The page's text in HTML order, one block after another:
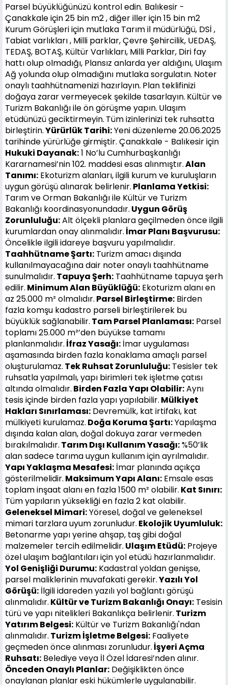
Parsel büyüklüğünüzü kontrol edin. Balıkesir -
Çanakkale için 25 bin m2 , diğer iller için 15 bin m2
Kurum Görüşleri için mutlaka Tarım il müdürlüğü, DSİ ,
Tabiat varlıkları , Milli parklar, Çevre Şehircilik, UEDAŞ,
TEDAŞ, BOTAŞ, Kültür Varlıkları, Milli Parklar, Diri fay
hattı olup olmadığı, Plansız anlarda yer aldığını, Ulaşım
Ağ yolunda olup olmadığını mutlaka sorgulatın. Noter
onaylı taahhütnamenizi hazırlayın. Plan teklifinizi
doğaya zarar vermeyecek şekilde tasarlayın. Kültür ve
Turizm Bakanlığı ile ön görüşme yapın. Ulaşım
etüdünüzü geciktirmeyin. Tüm izinlerinizi tek ruhsatta
birleştirin.Yürürlük Tarihi:Yeni düzenleme 20.06.2025
tarihinde yürürlüğe girmiştir. Çanakkale - Balıkesir için
Hukuki Dayanak:1 No’lu Cumhurbaşkanlığı
Kararnamesi’nin 102. maddesi esas alınmıştır.Alan
Tanımı: Ekoturizm alanları, ilgili kurum ve kuruluşların
uygun görüşü alınarak belirlenir. Planlama Yetkisi:
Tarım ve Orman Bakanlığı ile Kültür ve Turizm
Bakanlığı koordinasyonundadır. Uygun Görüş
Zorunluluğu:Alt ölçekli planlara geçilmeden önce ilgili
kurumlardan onay alınmalıdır. İmar Planı Başvurusu:
Öncelikle ilgili idareye başvuru yapılmalıdır.
Taahhütname Şartı: Turizm amacı dışında
kullanılmayacağına dair noter onaylı taahhütname
sunulmalıdır. Tapuya Şerh: Taahhütname tapuya şerh
edilir. Minimum Alan Büyüklüğü: Ekoturizm alanı en
az 25.000 m² olmalıdır. Parsel Birleştirme: Birden
fazla komşu kadastro parseli birleştirilerek bu
büyüklük sağlanabilir. Tam Parsel Planlaması: Parsel
toplamı 25.000 m²’den büyükse tamamı
planlanmalıdır. İfraz Yasağı: İmar uygulaması
aşamasında birden fazla konaklama amaçlı parsel
oluşturulamaz. Tek Ruhsat Zorunluluğu: Tesisler tek
ruhsatla yapılmalı, yapı birimleri tek işletme çatısı
altında olmalıdır. Birden Fazla Yapı Olabilir:Aynı
tesis içinde birden fazla yapı yapılabilir. Mülkiyet
Hakları Sınırlaması: Devremülk, kat irtifakı, kat
mülkiyeti kurulamaz. Doğa Koruma Şartı:Yapılaşma
dışında kalan alan, doğal dokuya zarar vermeden
bırakılmalıdır. Tarım Dışı Kullanım Yasağı:%50’lik
alan sadece tarıma uygun kullanım için ayrılmalıdır.
Yapı Yaklaşma Mesafesi: İmar planında açıkça
gösterilmelidir. Maksimum Yapı Alanı: Emsale esas
toplam inşaat alanı en fazla 1500 m² olabilir. Kat Sınırı:
Tüm yapıların yüksekliği en fazla 2 kat olabilir.
Geleneksel Mimari:Yöresel, doğal ve geleneksel
mimari tarzlara uyum zorunludur. Ekolojik Uyumluluk:
Betonarme yapı yerine ahşap, taş gibi doğal
malzemeler tercih edilmelidir. Ulaşım Etüdü: Projeye
özel ulaşım bağlantıları için yol etüdü hazırlanmalıdır.
Yol Genişliği Durumu: Kadastral yoldan genişse,
parsel maliklerinin muvafakati gerekir.Yazılı Yol
Görüşü: İlgili idareden yazılı yol bağlantı görüşü
alınmalıdır. Kültür ve Turizm Bakanlığı Onayı: Tesisin
türü ve yapı nitelikleri Bakanlıkça belirlenir. Turizm
Yatırım Belgesi: Kültür ve Turizm Bakanlığı'ndan
alınmalıdır. Turizm İşletme Belgesi: Faaliyete
geçmeden önce alınması zorunludur. İşyeri Açma
Ruhsatı: Belediye veya İl Özel İdaresi’nden alınır.
Önceden Onaylı Planlar: Değişiklikten önce
onaylanan planlar eski hükümlerle uygulanabilir.